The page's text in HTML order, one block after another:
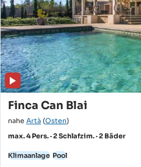
Finca Can Blai
nahe Artà (Osten)
max. 4 Pers. · 2 Schlafzim. · 2 Bäder
Klimaanlage Pool